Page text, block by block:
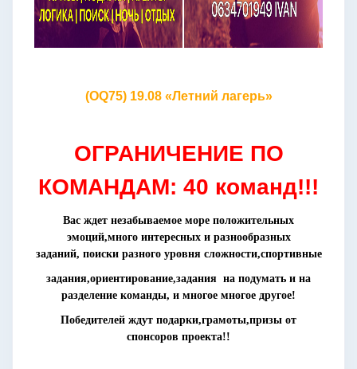
(OQ75) 19.08 «Летний лагерь»
ОГРАНИЧЕНИЕ ПО
КОМАНДАМ: 40 команд!!!
Вас ждет незабываемое море положительных
эмоций,много интересных и разнообразных
заданий, поиски разного уровня сложности,спортивные
задания,ориентирование,задания на подумать и на
разделение команды, и многое многое другое!
Победителей ждут подарки,грамоты,призы от
спонсоров проекта!!